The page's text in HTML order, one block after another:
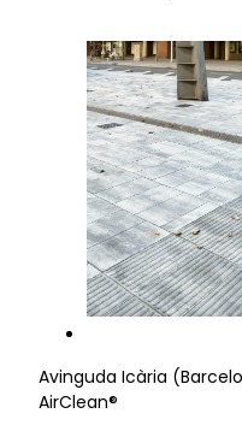
Avinguda Icària
AirClean®